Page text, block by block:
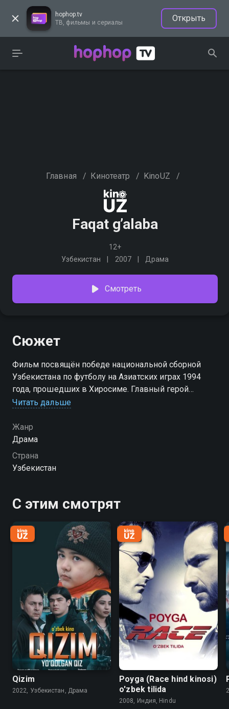
hophop.tv
ТВ, фильмы и сериалы
Открыть
Главная / Кинотеатр / KinoUZ /
Faqat g’alaba
12+
Узбекистан
2007 Драма
Смотреть
Сюжет
Фильм посвящён победе национальной сборной
Узбекистана по футболу на Азиатских играх 1994
года, прошедших в Хиросиме. Главный герой
фильма капитан команды Баходир - получает
футбольных клубов, что вызывает множество
споров и обсуждений. На фоне этих событий
любовь Баходира и его возлюбленной Юлдуз
проходит через серьёзные испытания.
Читать дальше
Жанр
Драма
Страна
Узбекистан
С этим смотрят
Qizim
2022, Узбекистан, Драма
Poyga (Race hind kinosi)
o'zbek tilida
2008, Индия, Hindu